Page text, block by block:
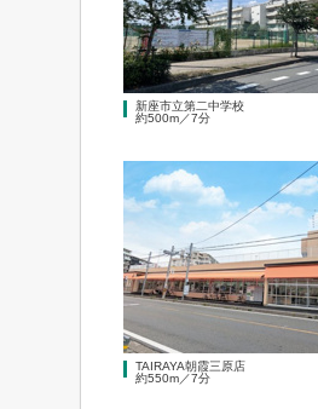
新座市立第二中学校
約500m／7分
TAIRAYA朝霞三原店
約550m／7分